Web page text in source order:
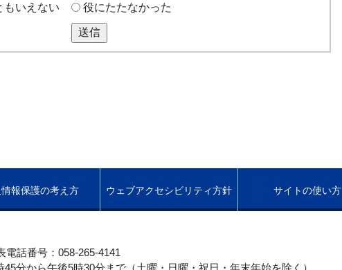
もいえない 役にたたなかった
送信
報保護の考え方 ウェブアクセシビリティ方針 サイトの使い方
電話番号：058-265-4141
分から午後5時30分まで（土曜・日曜・祝日・年末年始を除く）